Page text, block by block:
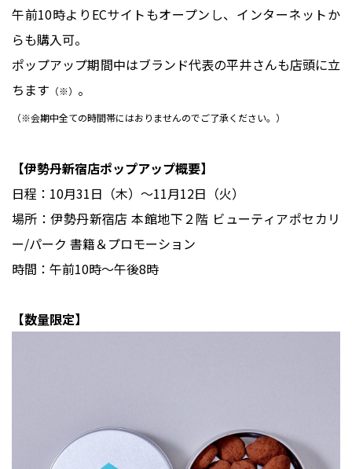
午前10時よりECサイトもオープンし、インターネットか
らも購入可。
ポップアップ期間中はブランド代表の平井さんも店頭に立
ちます （※） 。
（※会期中全ての時間帯にはおりませんのでご了承ください。）
【伊勢丹新宿店ポップアップ概要】
日程：10月31日（木）～11月12日（火）
場所：伊勢丹新宿店 本館地下２階 ビューティアポセカリ
ー/パーク 書籍＆プロモーション
時間：午前10時～午後8時
【数量限定】